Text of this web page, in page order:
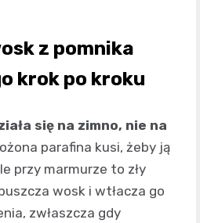
z pomnika
krok po kroku
się na zimno, nie na
parafina kusi, żeby ją
przy marmurze to zły
wosk i wtłacza go
zwłaszcza gdy